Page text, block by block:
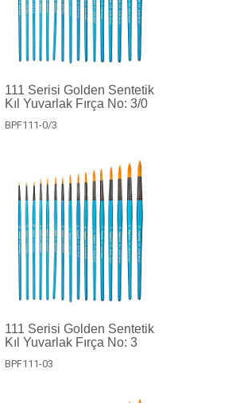
111 Serisi Golden Sentetik
Kıl Yuvarlak Fırça No: 3/0
BPF111-0/3
111 Serisi Golden Sentetik
Kıl Yuvarlak Fırça No: 3
BPF111-03